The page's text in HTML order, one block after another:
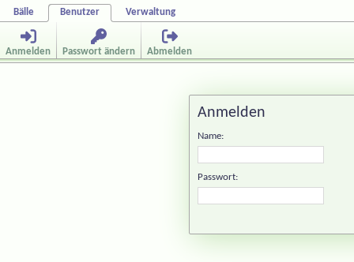
Bälle Benutzer Verwaltung
Anmelden Passwort ändern Abmelden
Anmelden
Name:
Passwort: